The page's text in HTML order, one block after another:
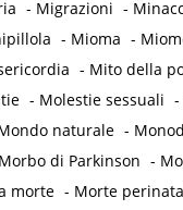
- Migrazioni -
- Mioma -
- Mito della
- Molestie sessuali -
naturale -
Morbo di Parkinson -
morte - Morte